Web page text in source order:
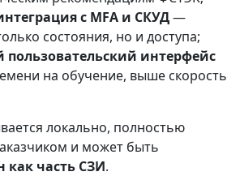
с MFA и СКУД—
состояния, но и доступа;
интерфейс
на обучение, выше скорость
локально, полностью
и может быть
как часть СЗИ.